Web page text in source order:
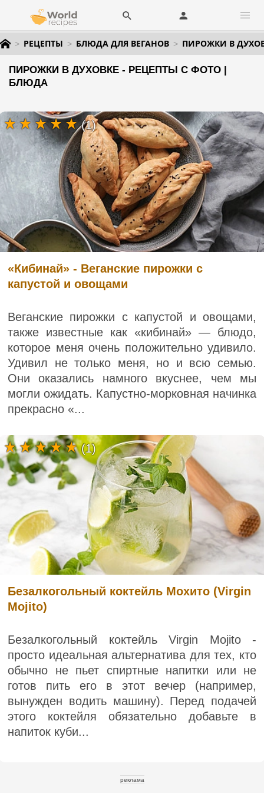
РЕЦЕПТЫ БЛЮДА ДЛЯ ВЕГАНОВ ПИРОЖКИ В
ПИРОЖКИ В ДУХОВКЕ - РЕЦЕПТЫ С ФОТО |
БЛЮДА
«Кибинай» - Веганские пирожки с
капустой и овощами
Веганские пирожки с капустой и овощами,
также известные как «кибинай» — блюдо,
которое меня очень положительно удивило.
Удивил не только меня, но и всю семью.
Они оказались намного вкуснее, чем мы
могли ожидать. Капустно-морковная начинка
прекрасно «...
(1)
Безалкогольный коктейль Мохито (Virgin
Mojito)
Безалкогольный коктейль Virgin Mojito -
просто идеальная альтернатива для тех, кто
обычно не пьет спиртные напитки или не
готов пить его в этот вечер (например,
вынужден водить машину). Перед подачей
этого коктейля обязательно добавьте в
напиток куби...
(1)
реклама